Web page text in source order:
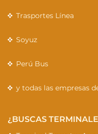
Trasportes Línea
Soyuz
Perú Bus
y todas las empresas
¿BUSCAS